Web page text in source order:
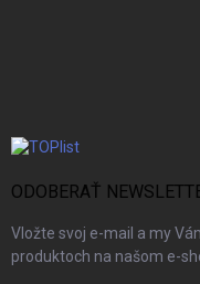
ODOBERAŤ
Vložte svoj e-mail a my
produktoch na našom e-